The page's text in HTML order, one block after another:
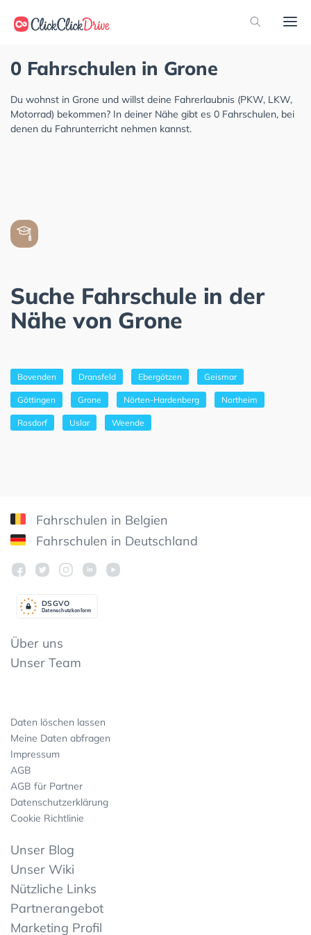
0 Fahrschulen in Grone
Du wohnst in Grone und willst deine Fahrerlaubnis (PKW, LKW,
Motorrad) bekommen? In deiner Nähe gibt es 0 Fahrschulen, bei
denen du Fahrunterricht nehmen kannst.
Suche Fahrschule in der
Nähe von Grone
Bovenden Dransfeld Ebergötzen Geismar
Göttingen Grone Nörten-Hardenberg Northeim
Rosdorf Uslar Weende
Fahrschulen in Belgien
Fahrschulen in Deutschland
Datenschutzkonform
DSGVO
Über uns
Unser Team
Daten löschen lassen
Meine Daten abfragen
Impressum
AGB
AGB für Partner
Datenschutzerklärung
Cookie Richtlinie
Unser Blog
Unser Wiki
Nützliche Links
Partnerangebot
Marketing Profil